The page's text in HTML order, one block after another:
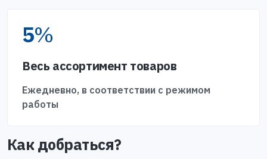
5%
Весь ассортимент товаров
Ежедневно, в соответствии с режимом
работы
Как добраться?